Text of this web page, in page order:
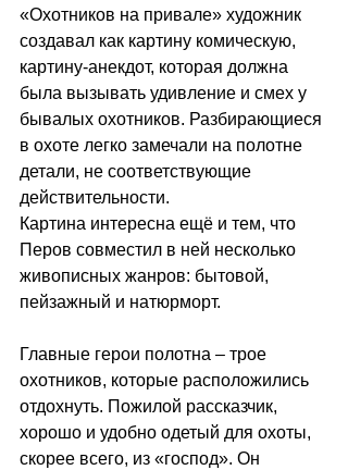
«Охотников на привале» художник
создавал как картину комическую,
картину-анекдот, которая должна
была вызывать удивление и смех у
бывалых охотников. Разбирающиеся
в охоте легко замечали на полотне
детали, не соответствующие
действительности.
Картина интересна ещё и тем, что
Перов совместил в ней несколько
живописных жанров: бытовой,
пейзажный и натюрморт.
Главные герои полотна – трое
охотников, которые расположились
отдохнуть. Пожилой рассказчик,
хорошо и удобно одетый для охоты,
скорее всего, из «господ». Он